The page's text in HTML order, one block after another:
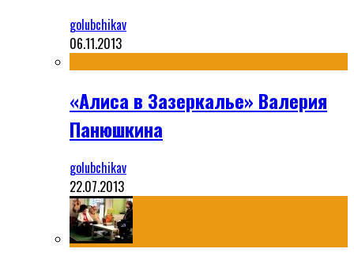
golubchikav
06.11.2013
«Алиса в Зазеркалье» Валерия
Панюшкина
golubchikav
22.07.2013